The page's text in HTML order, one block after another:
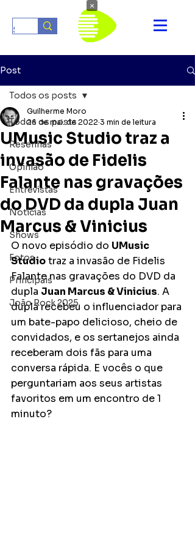
Post
Todos os posts
Resenhas
Opinião
Entrevistas
Notícias
Shows
Fotos
Principais
João Rock 2025
Todos os posts
UMusic Studio traz a
invasão de Fidelis
Falante nas gravações
do DVD da dupla Juan
Marcus & Vinicius
Guilherme Moro
26 de mai. de 2022 3 min de leitura
O novo episódio do UMusic
Studio traz a invasão de Fidelis
Falante nas gravações do DVD da
dupla Juan Marcus & Vinicius. A
dupla recebeu o influenciador para
um bate-papo delicioso, cheio de
convidados, e os sertanejos ainda
receberam dois fãs para uma
conversa rápida. E vocês o que
perguntariam aos seus artistas
favoritos em um encontro de 1
minuto?
×